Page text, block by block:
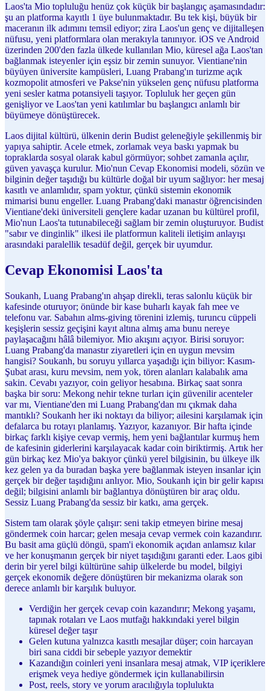
Laos'ta Mio topluluğu henüz çok küçük bir başlangıç aşamasındadır:
şu an platforma kayıtlı 1 üye bulunmaktadır. Bu tek kişi, büyük bir
maceranın ilk adımını temsil ediyor; zira Laos'un genç ve dijitalleşen
nüfusu, yeni platformlara olan merakıyla tanınıyor. iOS ve Android
üzerinden 200'den fazla ülkede kullanılan Mio, küresel ağa Laos'tan
bağlanmak isteyenler için eşsiz bir zemin sunuyor. Vientiane'nin
büyüyen üniversite kampüsleri, Luang Prabang'ın turizme açık
kozmopolit atmosferi ve Pakse'nin yükselen genç nüfusu platforma
yeni sesler katma potansiyeli taşıyor. Topluluk her geçen gün
genişliyor ve Laos'tan yeni katılımlar bu başlangıcı anlamlı bir
büyümeye dönüştürecek.
Laos dijital kültürü, ülkenin derin Budist geleneğiyle şekillenmiş bir
yapıya sahiptir. Acele etmek, zorlamak veya baskı yapmak bu
topraklarda sosyal olarak kabul görmüyor; sohbet zamanla açılır,
güven yavaşça kurulur. Mio'nun Cevap Ekonomisi modeli, sözün ve
bilginin değer taşıdığı bu kültürle doğal bir uyum sağlıyor: her mesaj
kasıtlı ve anlamlıdır, spam yoktur, çünkü sistemin ekonomik
mimarisi bunu engeller. Luang Prabang'daki manastır öğrencisinden
Vientiane'deki üniversiteli gençlere kadar uzanan bu kültürel profil,
Mio'nun Laos'ta tutunabileceği sağlam bir zemin oluşturuyor. Budist
"sabır ve dinginlik" ilkesi ile platformun kaliteli iletişim anlayışı
arasındaki paralellik tesadüf değil, gerçek bir uyumdur.
Cevap Ekonomisi Laos'ta
Soukanh, Luang Prabang'ın ahşap direkli, teras salonlu küçük bir
kafesinde oturuyor; önünde bir kase buharlı kayak fah mee ve
telefonu var. Sabahın alms-giving törenini izlemiş, turuncu cüppeli
keşişlerin sessiz geçişini kayıt altına almış ama bunu nereye
paylaşacağını hâlâ bilemiyor. Mio akışını açıyor. Birisi soruyor:
Luang Prabang'da manastır ziyaretleri için en uygun mevsim
hangisi? Soukanh, bu soruyu yıllarca yaşadığı için biliyor: Kasım-
Şubat arası, kuru mevsim, nem yok, tören alanları kalabalık ama
sakin. Cevabı yazıyor, coin geliyor hesabına. Birkaç saat sonra
başka bir soru: Mekong nehir tekne turları için güvenilir acenteler
var mı, Vientiane'den mi Luang Prabang'dan mı çıkmak daha
mantıklı? Soukanh her iki noktayı da biliyor; ailesini karşılamak için
defalarca bu rotayı planlamış. Yazıyor, kazanıyor. Bir hafta içinde
birkaç farklı kişiye cevap vermiş, hem yeni bağlantılar kurmuş hem
de kafesinin giderlerini karşılayacak kadar coin biriktirmiş. Artık her
gün birkaç kez Mio'ya bakıyor çünkü yerel bilgisinin, bu ülkeye ilk
kez gelen ya da buradan başka yere bağlanmak isteyen insanlar için
gerçek bir değer taşıdığını anlıyor. Mio, Soukanh için bir gelir kapısı
değil; bilgisini anlamlı bir bağlantıya dönüştüren bir araç oldu.
Sessiz Luang Prabang'da sessiz bir katkı, ama gerçek.
Sistem tam olarak şöyle çalışır: seni takip etmeyen birine mesaj
göndermek coin harcar; gelen mesaja cevap vermek coin kazandırır.
Bu basit ama güçlü döngü, spam'i ekonomik açıdan anlamsız kılar
ve her konuşmanın gerçek bir niyet taşıdığını garanti eder. Laos gibi
derin bir yerel bilgi kültürüne sahip ülkelerde bu model, bilgiyi
gerçek ekonomik değere dönüştüren bir mekanizma olarak son
derece anlamlı bir karşılık buluyor.
Verdiğin her gerçek cevap coin kazandırır; Mekong yaşamı,
tapınak rotaları ve Laos mutfağı hakkındaki yerel bilgin
küresel değer taşır
Gelen kutuna yalnızca kasıtlı mesajlar düşer; coin harcayan
biri sana ciddi bir sebeple yazıyor demektir
Kazandığın coinleri yeni insanlara mesaj atmak, VIP içeriklere
erişmek veya hediye göndermek için kullanabilirsin
Post, reels, story ve yorum aracılığıyla toplulukta